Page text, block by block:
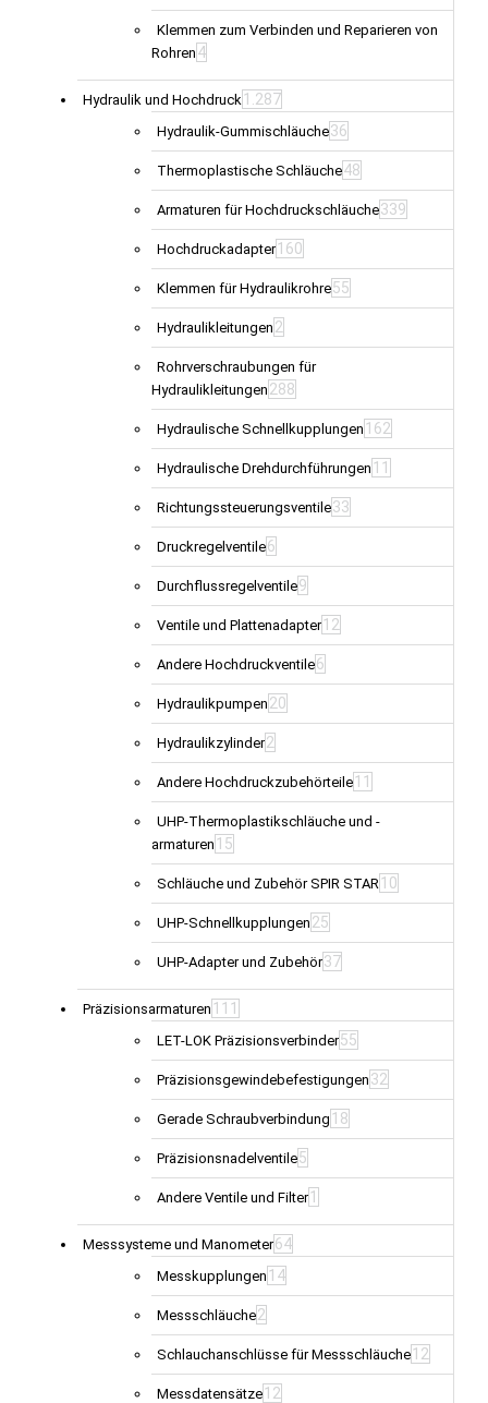
Klemmen zum Verbinden und Reparieren von
Rohren 4
Hydraulik und Hochdruck 1.287
Hydraulik-Gummischläuche36
Thermoplastische Schläuche48
Armaturen für Hochdruckschläuche339
Hochdruckadapter 160
Klemmen für Hydraulikrohre55
Hydraulikleitungen 2
Rohrverschraubungen für
Hydraulikleitungen 288
Hydraulische Schnellkupplungen 162
Hydraulische Drehdurchführungen 11
Richtungssteuerungsventile33
Druckregelventile6
Durchflussregelventile9
Ventile und Plattenadapter 12
Andere Hochdruckventile6
Hydraulikpumpen 20
Hydraulikzylinder2
Andere Hochdruckzubehörteile 11
UHP-Thermoplastikschläuche und -
armaturen 15
Schläuche und Zubehör SPIR STAR 10
UHP-Schnellkupplungen 25
UHP-Adapter und Zubehör37
Präzisionsarmaturen 111
LET-LOK Präzisionsverbinder55
Präzisionsgewindebefestigungen 32
Gerade Schraubverbindung 18
Präzisionsnadelventile5
Andere Ventile und Filter 1
Messsysteme und Manometer64
Messkupplungen 14
Messschläuche2
Schlauchanschlüsse für Messschläuche 12
Messdatensätze 12